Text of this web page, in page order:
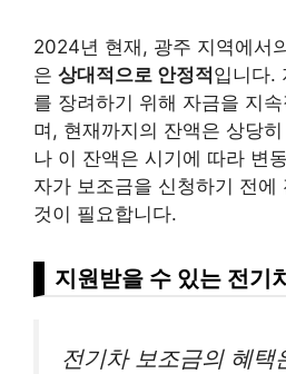
2024년 현재, 광주 지역에서
은 상대적으로 안정적 입니다.
를 장려하기 위해 자금을 지
며, 현재까지의 잔액은 상당
나 이 잔액은 시기에 따라 변
자가 보조금을 신청하기 전에
것이 필요합니다.
지원받을 수 있는 전기
전기차 보조금의 혜택